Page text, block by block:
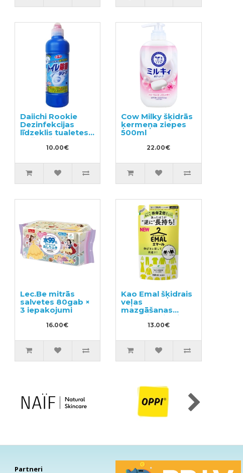
Daiichi Rookie
Dezinfekcijas
līdzeklis tualetes
tīrīšanai 500ml
10.00€
Cow Milky šķidrās
ķermeņa ziepes
500ml
22.00€
Lec.Be mitrās
salvetes 80gab ×
3 iepakojumi
16.00€
Kao Emal šķidrais
veļas
mazgāšanas
līdzeklis, pildviela
13.00€
Partneri